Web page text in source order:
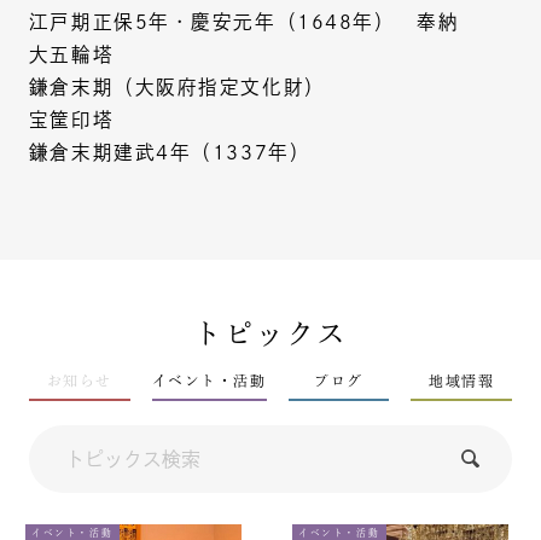
江戸期正保5年・慶安元年（1648年） 奉納
大五輪塔
鎌倉末期（大阪府指定文化財）
宝筐印塔
鎌倉末期建武4年（1337年）
トピックス
お知らせ イベント・活動 ブログ 地域情報
イベント・活動 イベント・活動